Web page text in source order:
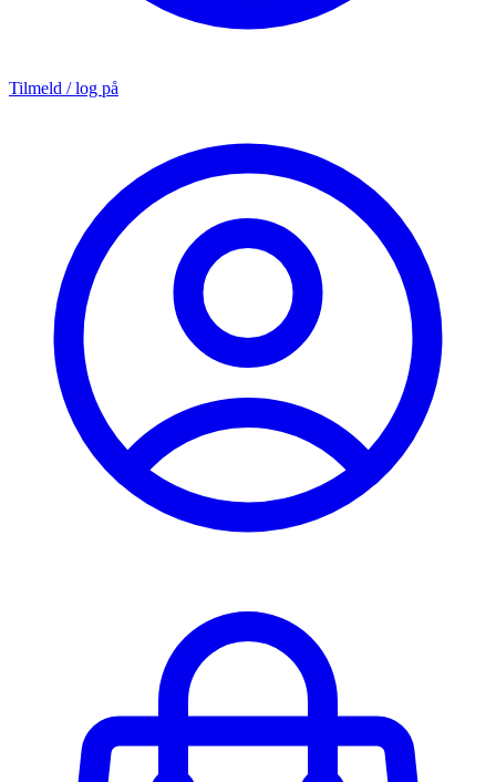
Tilmeld / log på